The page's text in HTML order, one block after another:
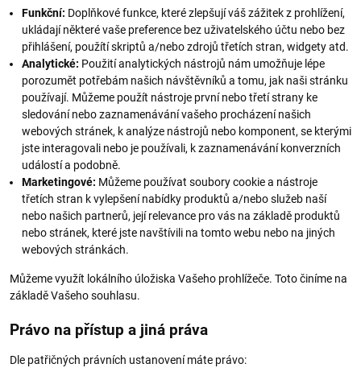
Funkční: Doplňkové funkce, které zlepšují váš zážitek z prohlížení,
ukládají některé vaše preference bez uživatelského účtu nebo bez
přihlášení, použítí skriptů a/nebo zdrojů třetích stran, widgety atd.
Analytické: Použití analytických nástrojů nám umožňuje lépe
porozumět potřebám našich návštěvníků a tomu, jak naši stránku
používají. Můžeme použít nástroje první nebo třetí strany ke
sledování nebo zaznamenávání vašeho procházení našich
webových stránek, k analýze nástrojů nebo komponent, se kterými
jste interagovali nebo je používali, k zaznamenávání konverzních
událostí a podobně.
Marketingové: Můžeme používat soubory cookie a nástroje
třetích stran k vylepšení nabídky produktů a/nebo služeb naší
nebo našich partnerů, její relevance pro vás na základě produktů
nebo stránek, které jste navštívili na tomto webu nebo na jiných
webových stránkách.
Můžeme využít lokálního úložiska Vašeho prohlížeče. Toto činíme na
základě Vašeho souhlasu.
Právo na přístup a jiná práva
Dle patřičných právních ustanovení máte právo: